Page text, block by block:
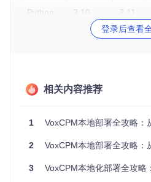
Python 3.10 3.11
2.5.0 2.5.1
存
8GB
存
（最
低）
B+
推荐配置：NVIDIA RTX 3090/
登录后查看
相关内容推荐
1 VoxCPM本地部署全攻略：从环
2 VoxCPM本地部署全攻略：从环
3 VoxCPM本地化部署全攻略：从